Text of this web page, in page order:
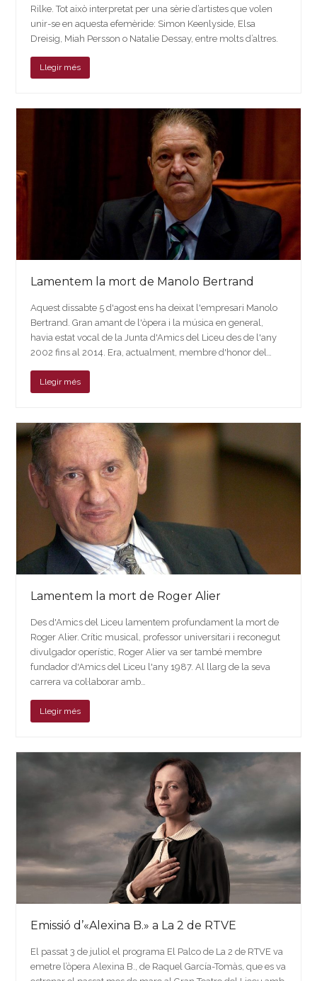
Rilke. Tot això interpretat per una sèrie d’artistes que volen
unir-se en aquesta efemèride: Simon Keenlyside, Elsa
Dreisig, Miah Persson o Natalie Dessay, entre molts d’altres.
Llegir més
Lamentem la mort de Manolo Bertrand
Aquest dissabte 5 d'agost ens ha deixat l'empresari Manolo
Bertrand. Gran amant de l'òpera i la música en general,
havia estat vocal de la Junta d'Amics del Liceu des de l'any
2002 fins al 2014. Era, actualment, membre d'honor del…
Llegir més
Lamentem la mort de Roger Alier
Des d'Amics del Liceu lamentem profundament la mort de
Roger Alier. Crític musical, professor universitari i reconegut
divulgador operístic, Roger Alier va ser també membre
fundador d'Amics del Liceu l'any 1987. Al llarg de la seva
carrera va col·laborar amb…
Llegir més
Emissió d’«Alexina B.» a La 2 de RTVE
El passat 3 de juliol el programa El Palco de La 2 de RTVE va
emetre l’òpera Alexina B., de Raquel García-Tomàs, que es va